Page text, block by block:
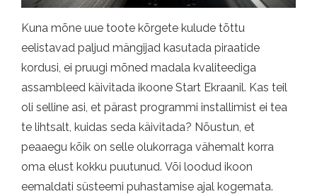
Kuna mõne uue toote kõrgete kulude tõttu
eelistavad paljud mängijad kasutada piraatide
kordusi, ei pruugi mõned madala kvaliteediga
assambleed käivitada ikoone Start Ekraanil. Kas teil
oli selline asi, et pärast programmi installimist ei tea
te lihtsalt, kuidas seda käivitada? Nõustun, et
peaaegu kõik on selle olukorraga vähemalt korra
oma elust kokku puutunud. Või loodud ikoon
eemaldati süsteemi puhastamise ajal kogemata.